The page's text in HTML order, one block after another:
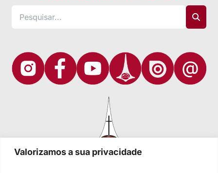
Valorizamos a sua privacidade